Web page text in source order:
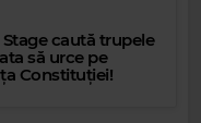
caută trupele
să urce pe
Constituției!